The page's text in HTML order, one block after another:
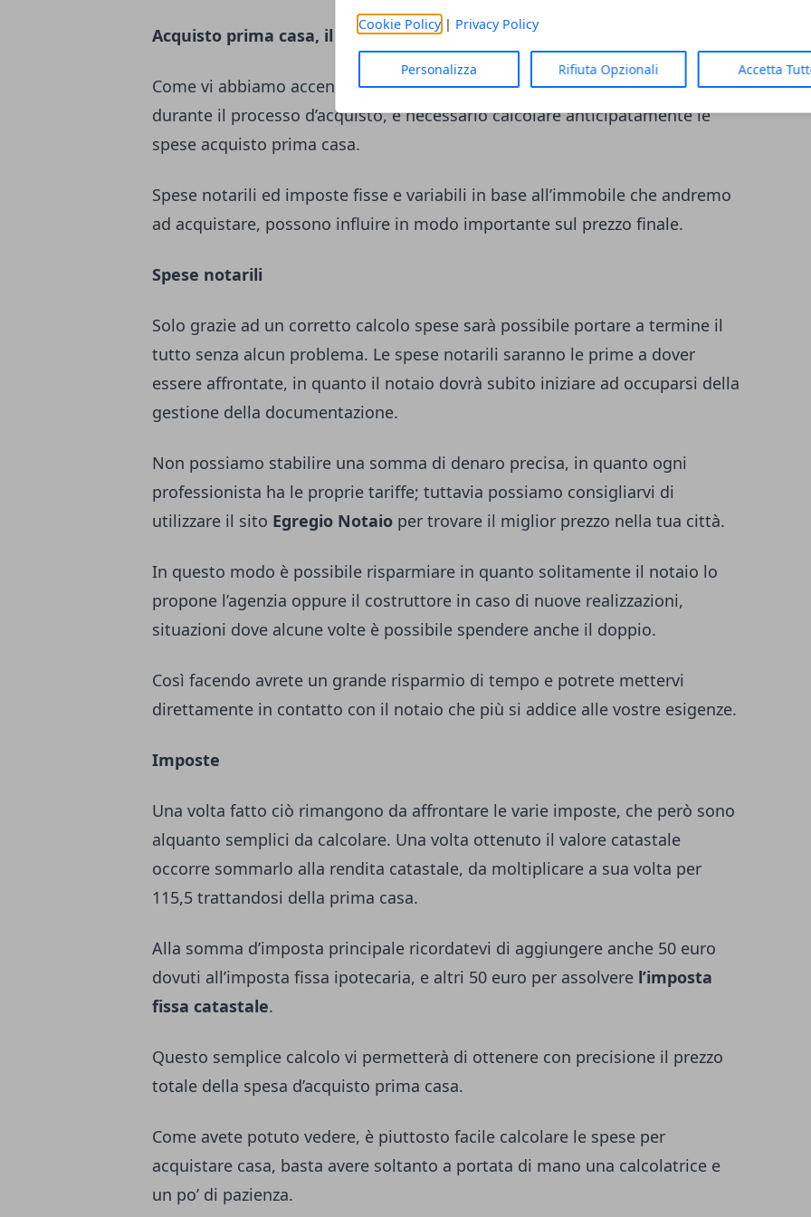
Cookie Policy| Privacy Policy
Personalizza Rifiuta Opzionali Accetta
Acquisto prima casa, il calcolo delle spese
Come vi abbiamo accennato in precedenza, per non avere brutte sorprese
durante il processo d’acquisto, è necessario calcolare anticipatamente le
spese acquisto prima casa.
Spese notarili ed imposte fisse e variabili in base all’immobile che andremo
ad acquistare, possono influire in modo importante sul prezzo finale.
Spese notarili
Solo grazie ad un corretto calcolo spese sarà possibile portare a termine il
tutto senza alcun problema. Le spese notarili saranno le prime a dover
essere affrontate, in quanto il notaio dovrà subito iniziare ad occuparsi della
gestione della documentazione.
Non possiamo stabilire una somma di denaro precisa, in quanto ogni
professionista ha le proprie tariffe; tuttavia possiamo consigliarvi di
utilizzare il sito Egregio Notaio per trovare il miglior prezzo nella tua città.
In questo modo è possibile risparmiare in quanto solitamente il notaio lo
propone l’agenzia oppure il costruttore in caso di nuove realizzazioni,
situazioni dove alcune volte è possibile spendere anche il doppio.
Così facendo avrete un grande risparmio di tempo e potrete mettervi
direttamente in contatto con il notaio che più si addice alle vostre esigenze.
Imposte
Una volta fatto ciò rimangono da affrontare le varie imposte, che però sono
alquanto semplici da calcolare. Una volta ottenuto il valore catastale
occorre sommarlo alla rendita catastale, da moltiplicare a sua volta per
115,5 trattandosi della prima casa.
Alla somma d’imposta principale ricordatevi di aggiungere anche 50 euro
dovuti all’imposta fissa ipotecaria, e altri 50 euro per assolvere l’imposta
fissa catastale.
Questo semplice calcolo vi permetterà di ottenere con precisione il prezzo
totale della spesa d’acquisto prima casa.
Come avete potuto vedere, è piuttosto facile calcolare le spese per
acquistare casa, basta avere soltanto a portata di mano una calcolatrice e
un po’ di pazienza.